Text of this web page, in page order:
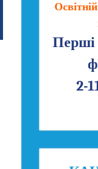
Перші
2-